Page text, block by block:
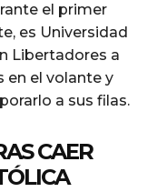
el primer
es Universidad
Libertadores a
en el volante y
a sus filas.
CAER